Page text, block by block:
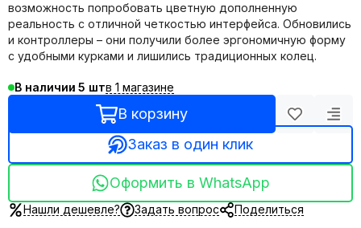
возможность попробовать цветную дополненную
реальность с отличной четкостью интерфейса. Обновились
и контроллеры – они получили более эргономичную форму
с удобными курками и лишились традиционных колец.
В наличии 5 в 1 магазине
В корзину
Заказ в один клик
Оформить в WhatsApp
Нашли дешевле? Задать вопрос Поделиться